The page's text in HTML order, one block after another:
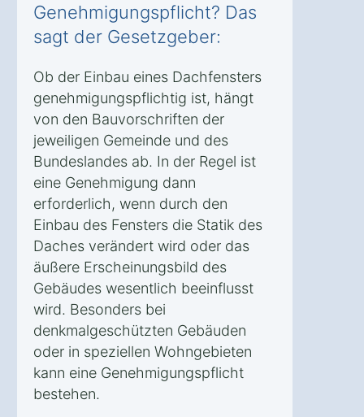
Genehmigungspflicht? Das
sagt der Gesetzgeber:
Ob der Einbau eines Dachfensters
genehmigungspflichtig ist, hängt
von den Bauvorschriften der
jeweiligen Gemeinde und des
Bundeslandes ab. In der Regel ist
eine Genehmigung dann
erforderlich, wenn durch den
Einbau des Fensters die Statik des
Daches verändert wird oder das
äußere Erscheinungsbild des
Gebäudes wesentlich beeinflusst
wird. Besonders bei
denkmalgeschützten Gebäuden
oder in speziellen Wohngebieten
kann eine Genehmigungspflicht
bestehen.